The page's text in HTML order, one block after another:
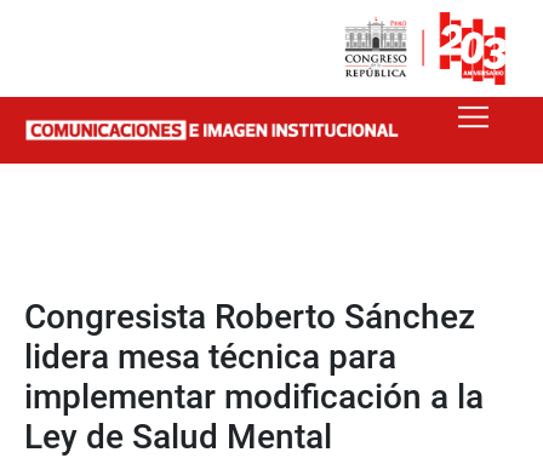
Congresista Roberto Sánchez
lidera mesa técnica para
implementar modificación a la
Ley de Salud Mental